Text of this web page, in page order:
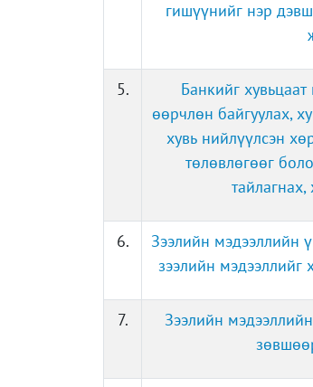
гишүүнийг нэр
5.
Банкийг
өөрчлөн байгуулах,
хувь нийлүүлсэн
төлөвлөгөөг
6.
Зээлийн мэдээллийн
зээлийн мэдээллийг
7.
Зээлийн